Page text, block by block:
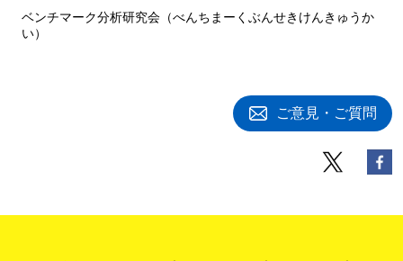
ベンチマーク分析研究会（べんちまーくぶんせきけんきゅうか
い）
ご意見・ご質問